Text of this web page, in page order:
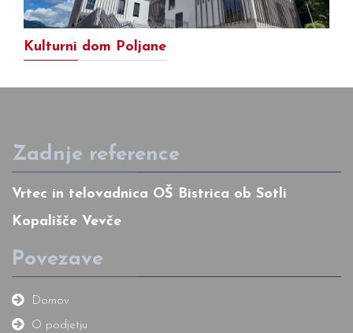
Kulturni dom Poljane
Zadnje reference
Vrtec in telovadnica OŠ Bistrica ob Sotli
Kopališče Vevče
Povezave
Domov
O podjetju